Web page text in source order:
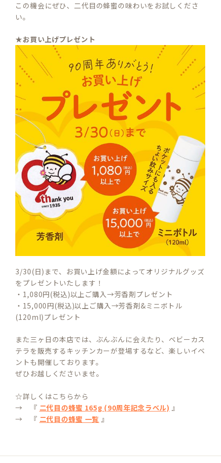
この機会にぜひ、二代目の蜂蜜の味わいをお試しくださ
い。
★お買い上げプレゼント
3/30(日)まで、お買い上げ金額によってオリジナルグッズ
をプレゼントいたします！
・1,080円(税込)以上ご購入→芳香剤プレゼント
・15,000円(税込)以上ご購入→芳香剤&ミニボトル
(120ml)プレゼント
また三ヶ日の本店では、ぶんぶんに会えたり、ベビーカス
テラを販売するキッチンカーが登場するなど、楽しいイベ
ントも開催しております。
ぜひお越しくださいませ。
☆詳しくはこちらから
→ 『 二代目の蜂蜜 165g (90周年記念ラベル) 』
→ 『 二代目の蜂蜜 一覧 』